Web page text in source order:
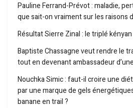
Pauline Ferrand-Prévot : maladie,
que sait-on vraiment sur les raisons
Résultat Sierre Zinal : le triplé
Baptiste Chassagne veut rendre le
tout en devenant ambassadeur
Nouchka Simic : faut-il croire une
par une marque de gels
banane en trail ?